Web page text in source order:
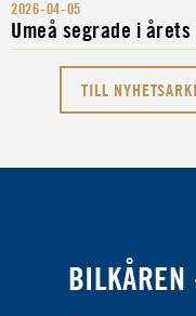
2026-04-05
Umeå segrade i
TILL